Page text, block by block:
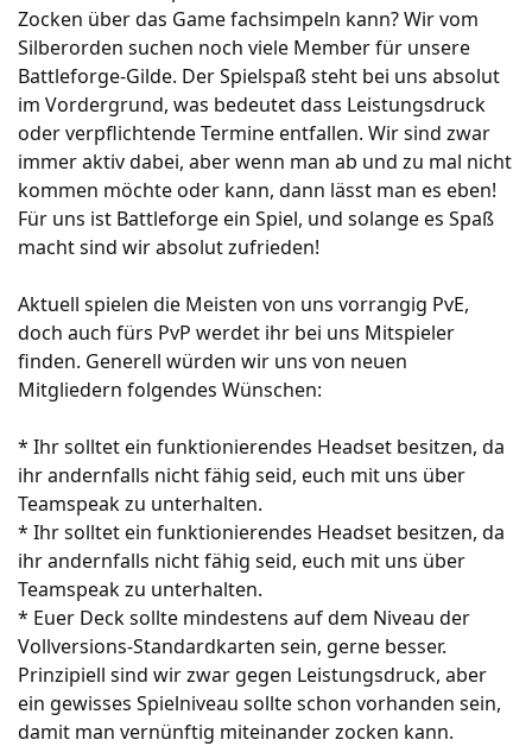
Zocken über das Game fachsimpeln kann? Wir vom
Silberorden suchen noch viele Member für unsere
Battleforge-Gilde. Der Spielspaß steht bei uns absolut
im Vordergrund, was bedeutet dass Leistungsdruck
oder verpflichtende Termine entfallen. Wir sind zwar
immer aktiv dabei, aber wenn man ab und zu mal nicht
kommen möchte oder kann, dann lässt man es eben!
Für uns ist Battleforge ein Spiel, und solange es Spaß
macht sind wir absolut zufrieden!
Aktuell spielen die Meisten von uns vorrangig PvE,
doch auch fürs PvP werdet ihr bei uns Mitspieler
finden. Generell würden wir uns von neuen
Mitgliedern folgendes Wünschen:
* Ihr solltet ein funktionierendes Headset besitzen, da
ihr andernfalls nicht fähig seid, euch mit uns über
Teamspeak zu unterhalten.
* Ihr solltet ein funktionierendes Headset besitzen, da
ihr andernfalls nicht fähig seid, euch mit uns über
Teamspeak zu unterhalten.
* Euer Deck sollte mindestens auf dem Niveau der
Vollversions-Standardkarten sein, gerne besser.
Prinzipiell sind wir zwar gegen Leistungsdruck, aber
ein gewisses Spielniveau sollte schon vorhanden sein,
damit man vernünftig miteinander zocken kann.